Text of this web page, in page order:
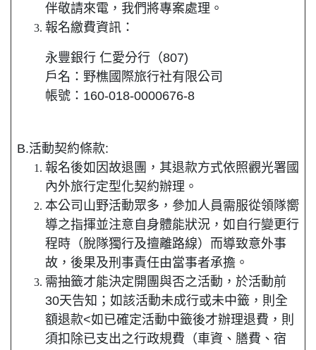
伴敬請來電，我們將專案處理。
報名繳費資訊：
永豐銀行 仁愛分行（807)
戶名：野樵國際旅行社有限公司
帳號：160-018-0000676-8
B.活動契約條款:
報名後如因故退團，其退款方式依照觀光署國
內外旅行定型化契約辦理。
本公司山野活動眾多，參加人員需服從領隊嚮
導之指揮並注意自身體能狀況，如自行變更行
程時（脫隊獨行及擅離路線）而導致意外事
故，後果及刑事責任由當事者承擔。
需抽籤才能決定開團與否之活動，於活動前
30天告知；如該活動未成行或未中籤，則全
額退款<如已確定活動中籤後才辦理退費，則
須扣除已支出之行政規費（車資、膳費、宿